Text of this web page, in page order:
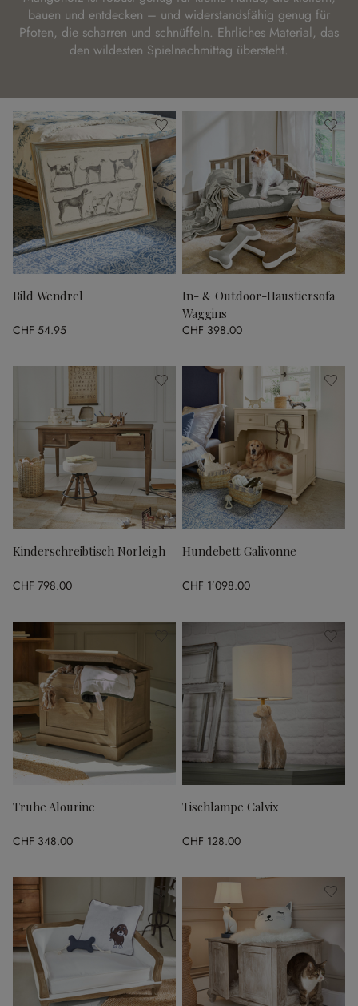
bauen und entdecken – und widerstandsfähig genug für
Pfoten, die scharren und schnüffeln. Ehrliches Material, das
den wildesten Spielnachmittag übersteht.
Bild Wendrel
CHF 54.95
In- & Outdoor-Haustiersofa
Waggins
CHF 398.00
Kinderschreibtisch Norleigh
CHF 798.00
Hundebett Galivonne
CHF 1’098.00
Truhe Alourine
CHF 348.00
Tischlampe Calvix
CHF 128.00